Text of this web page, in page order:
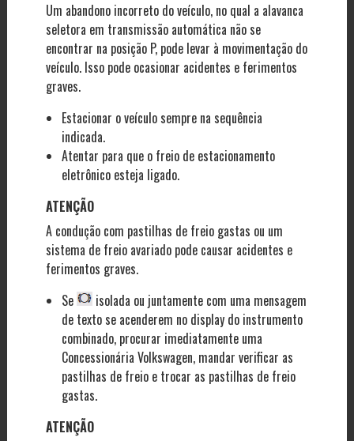
Um abandono incorreto do veículo, no qual a alavanca
seletora em transmissão automática não se
encontrar na posição P, pode levar à movimentação do
veículo. Isso pode ocasionar acidentes e ferimentos
graves.
Estacionar o veículo sempre na sequência
indicada.
Atentar para que o freio de estacionamento
eletrônico esteja ligado.
ATENÇÃO
A condução com pastilhas de freio gastas ou um
sistema de freio avariado pode causar acidentes e
ferimentos graves.
Se
isolada ou juntamente com uma mensagem
de texto se acenderem no display do instrumento
combinado, procurar imediatamente uma
Concessionária Volkswagen, mandar verificar as
pastilhas de freio e trocar as pastilhas de freio
gastas.
ATENÇÃO